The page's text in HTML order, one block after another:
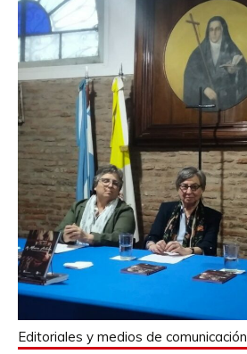
Editoriales y medios de comunicación